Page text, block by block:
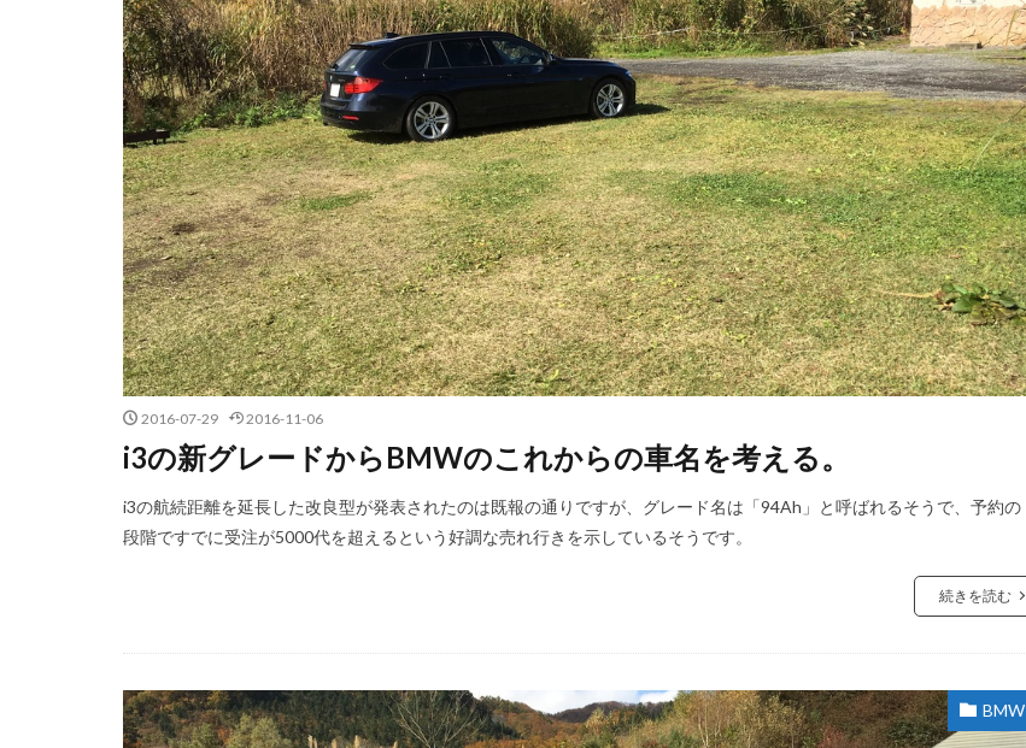
2016-07-29 2016-11-06
i3の新グレードからBMWのこれからの車名を考える。
i3の航続距離を延長した改良型が発表されたのは既報の通りですが、グレード名は「94Ah」と呼ばれるそうで、予約の
段階ですでに受注が5000代を超えるという好調な売れ行きを示しているそうです。
続きを読む
BMW